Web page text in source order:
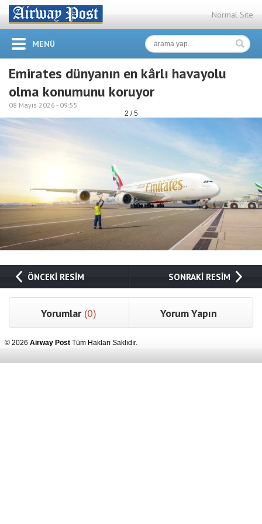
Normal Site
MENÜ
Emirates dünyanın en kârlı havayolu
olma konumunu koruyor
08 Mayıs 2026 - 09:55
2 / 5
ÖNCEKİ RESİM SONRAKİ RESİM
Yorumlar (0) Yorum Yapın
© 2026 Airway Post Tüm Hakları Saklıdır.